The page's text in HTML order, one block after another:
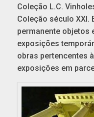
Coleção L.C.
Coleção século XXI.
permanente objetos
exposições
obras pertencentes
exposições em